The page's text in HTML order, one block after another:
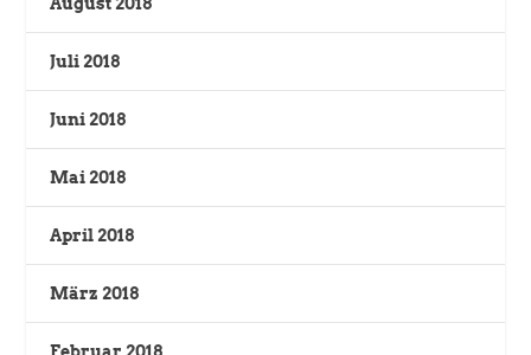
Juli 2018
Juni 2018
Mai 2018
April 2018
März 2018